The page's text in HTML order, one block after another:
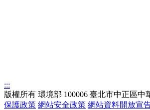
:::
版權所有 環境部 100006 臺北市中正區中
保護政策 網站安全政策 網站資料開放宣